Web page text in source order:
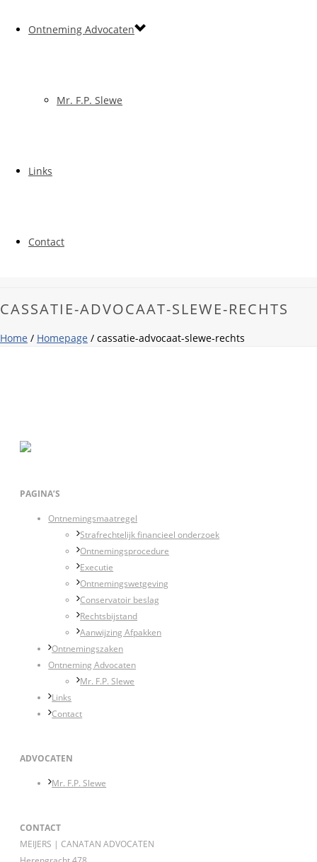
Ontneming Advocaten
Mr. F.P. Slewe
Links
Contact
CASSATIE-ADVOCAAT-SLEWE-RECHTS
Home / Homepage / cassatie-advocaat-slewe-rechts
PAGINA’S
Ontnemingsmaatregel
Strafrechtelijk financieel onderzoek
Ontnemingsprocedure
Executie
Ontnemingswetgeving
Conservatoir beslag
Rechtsbijstand
Aanwijzing Afpakken
Ontnemingszaken
Ontneming Advocaten
Mr. F.P. Slewe
Links
Contact
ADVOCATEN
Mr. F.P. Slewe
CONTACT
MEIJERS | CANATAN ADVOCATEN